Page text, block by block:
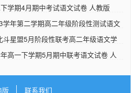
学期4月期中考试语文试卷 人教版
年第二学期高二年级阶段性测试语文
星盟5月阶段性联考高二年级语文学
高一下学期5月期中联考语文试卷 人
版 联系我们